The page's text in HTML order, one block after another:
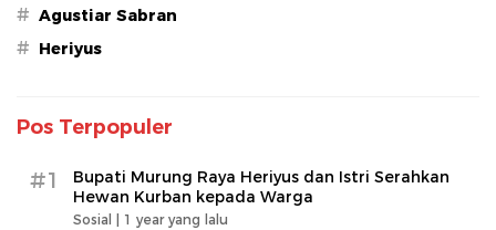
# Agustiar Sabran
# Heriyus
Pos Terpopuler
#1
Bupati Murung Raya Heriyus dan Istri Serahkan
Hewan Kurban kepada Warga
Sosial | 1 year yang lalu